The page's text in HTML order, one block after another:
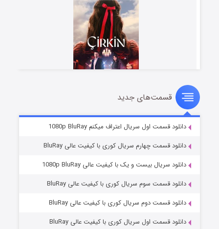
سریال زشت
قسمت۲ (زیرنویس) منتشر شد
مردگان متحرک: شهر مرده ۳
قسمت‌های جدید
دانلود قسمت اول سریال اعتراف میکنم 1080p BluRay
دانلود قسمت چهارم سریال کوری با کیفیت عالی BluRay
دانلود سریال بیست و یک با کیفیت عالی 1080p BluRay
دانلود قسمت سوم سریال کوری با کیفیت عالی BluRay
دانلود قسمت دوم سریال کوری با کیفیت عالی BluRay
دانلود قسمت اول سریال کوری با کیفیت عالی BluRay